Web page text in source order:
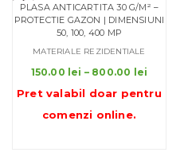
PLASA ANTICARTITA 30 G/M² –
PROTECTIE GAZON | DIMENSIUNI
50, 100, 400 MP
MATERIALE REZIDENTIALE
150.00 lei – 800.00 lei
prețuri:
Pret valabil doar pentru
comenzi online.